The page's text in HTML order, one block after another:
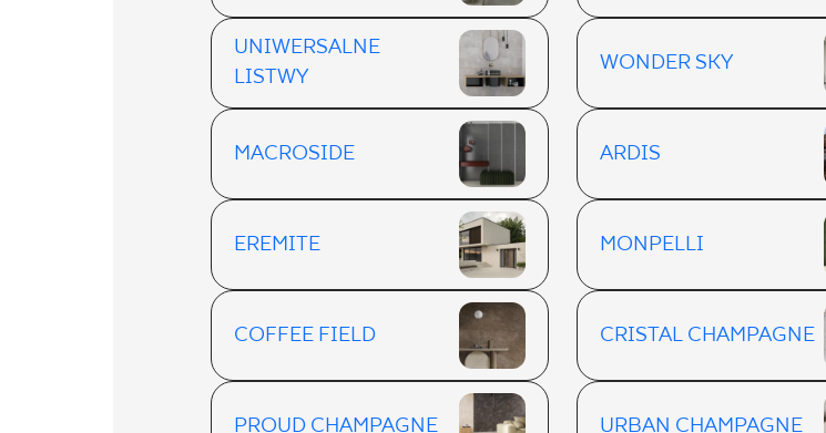
UNIWERSALNE
LISTWY
WONDER SKY
MACROSIDE ARDIS
EREMITE MONPELLI
COFFEE FIELD CRISTAL CHAMPAGNE
PROUD CHAMPAGNE URBAN CHAMPAGNE